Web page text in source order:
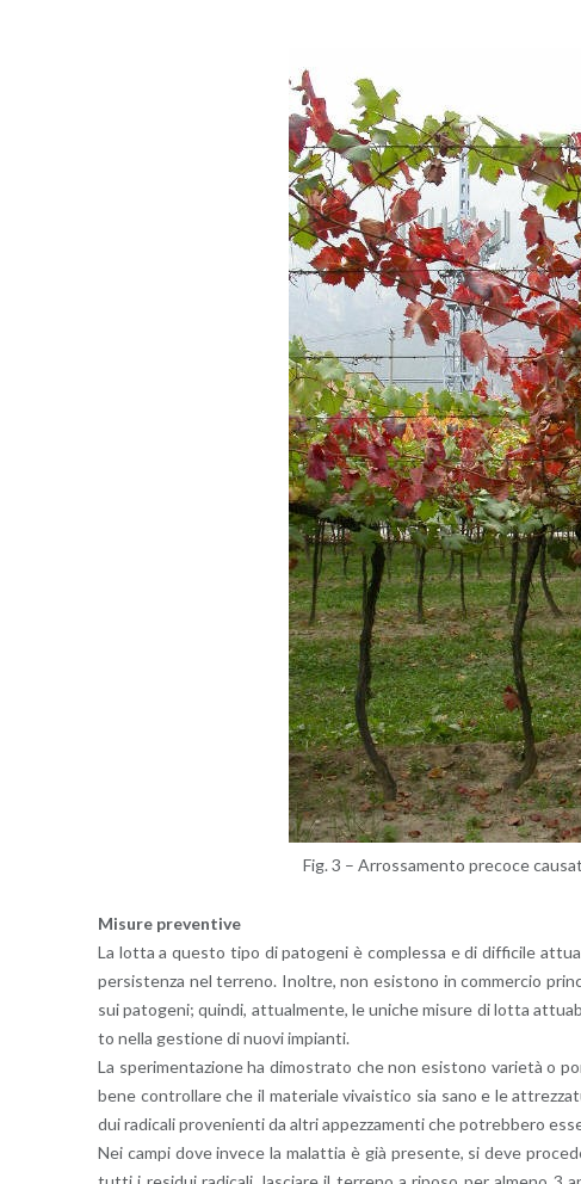
Fig. 3 – Ar­ros­sa­men­to pre­co­ce
Mi­su­re pre­ven­ti­ve
La lotta a que­sto tipo di pa­to­ge­ni è com­ples­sa e di dif­fi­ci­le
per­si­sten­za nel ter­re­no. Inol­tre, non esi­sto­no in com­mer­cio
sui pa­to­ge­ni; quin­di, at­tual­men­te, le uni­che mi­su­re di lotta
to nella ge­stio­ne di nuovi im­pian­ti.
La spe­ri­men­ta­zio­ne ha di­mo­stra­to che non esi­sto­no va­rie­tà o
bene con­trol­la­re che il ma­te­ria­le vi­vai­sti­co sia sano e le
dui ra­di­ca­li pro­ve­nien­ti da altri ap­pez­za­men­ti che po­treb­be­ro
Nei campi dove in­ve­ce la ma­lat­tia è già pre­sen­te, si deve